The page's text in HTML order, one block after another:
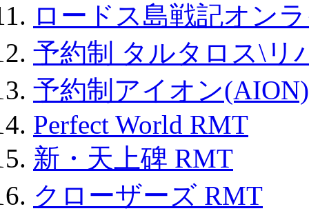
ロードス島戦記オン
予約制 タルタロス\リ
予約制アイオン
Perfect World RMT
新・天上碑 RMT
クローザーズ RMT